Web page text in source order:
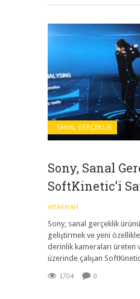
SANAL GERÇEKLIK
Sony, Sanal
SoftKinetic’i
WEARMAN
Sony, sanal gerçeklik ürünü
geliştirmek ve yeni
derinlik kameraları üreten
üzerinde çalışan
1704 0